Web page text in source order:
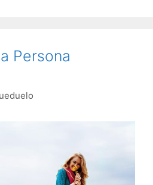
Persona